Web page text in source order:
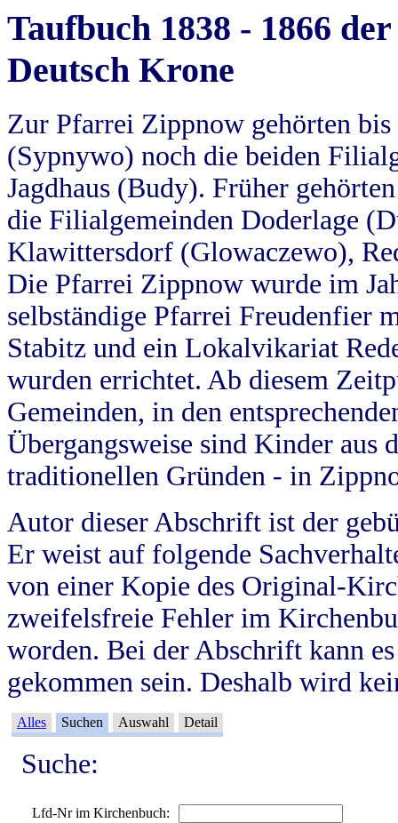
Taufbuch 1838 - 1866
Deutsch Krone
Zur Pfarrei Zippnow gehörten
(Sypnywo) noch die beiden
Jagdhaus (Budy). Früher
die Filialgemeinden Doderlage
Klawittersdorf (Glowaczewo),
Die Pfarrei Zippnow wurde im
selbständige Pfarrei Freudenfier
Stabitz und ein Lokalvikariat
wurden errichtet. Ab diesem
Gemeinden, in den
Übergangsweise sind Kinder aus
traditionellen Gründen - in
Autor dieser Abschrift ist der
Er weist auf folgende
von einer Kopie des Original-
zweifelsfreie Fehler im
worden. Bei der Abschrift kann
gekommen sein. Deshalb wird
Alles Suchen Auswahl Detail
Suche:
Lfd-Nr im Kirchenbuch: